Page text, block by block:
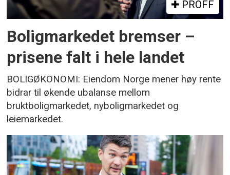
PROFF
Boligmarkedet bremser –
prisene falt i hele landet
BOLIGØKONOMI: Eiendom Norge mener høy rente
bidrar til økende ubalanse mellom
bruktboligmarkedet, nyboligmarkedet og
leiemarkedet.